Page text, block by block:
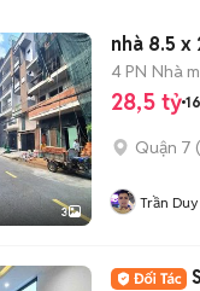
3
nhà 8.5 x
4 PN Nhà
28,5 tỷ
Quận 7 (
Trần